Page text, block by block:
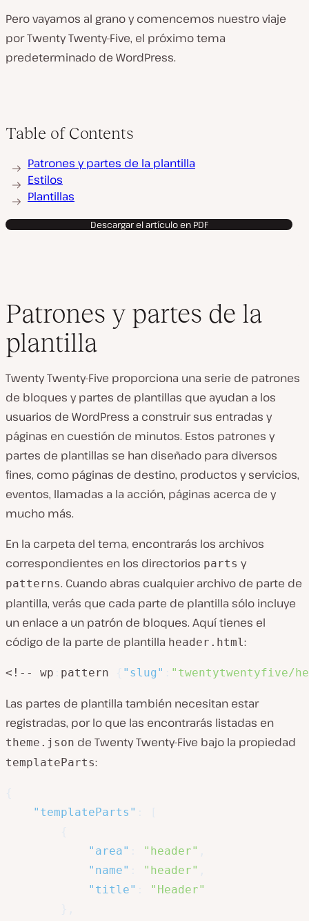
Pero vayamos al grano y comencemos nuestro viaje
por Twenty Twenty-Five, el próximo tema
predeterminado de WordPress.
Table of Contents
Patrones y partes de la plantilla
Estilos
Plantillas
Descargar el artículo en PDF
Patrones y partes de la
plantilla
Twenty Twenty-Five proporciona una serie de patrones
de bloques y partes de plantillas que ayudan a los
usuarios de WordPress a construir sus entradas y
páginas en cuestión de minutos. Estos patrones y
partes de plantillas se han diseñado para diversos
fines, como páginas de destino, productos y servicios,
eventos, llamadas a la acción, páginas acerca de y
mucho más.
En la carpeta del tema, encontrarás los archivos
correspondientes en los directorios parts y
patterns. Cuando abras cualquier archivo de parte de
plantilla, verás que cada parte de plantilla sólo incluye
un enlace a un patrón de bloques. Aquí tienes el
código de la parte de plantilla header.html:
<!-- wp pattern "slug" "twentytwentyfive/
Las partes de plantilla también necesitan estar
registradas, por lo que las encontrarás listadas en
theme.json de Twenty Twenty-Five bajo la propiedad
templateParts:
"templateParts"
"area"
"header"
"name"
"header"
"title"
"Header"